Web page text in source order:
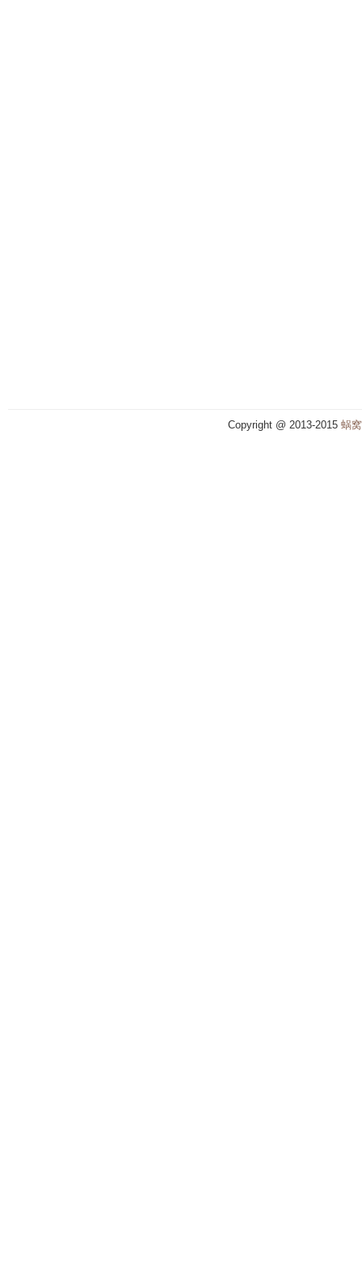
Copyright @ 2013-2015 蜗